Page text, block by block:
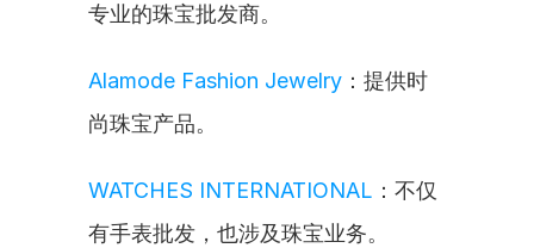
专业的珠宝批发商。
Alamode Fashion Jewelry ：提供时
尚珠宝产品。
WATCHES INTERNATIONAL ：不仅
有手表批发，也涉及珠宝业务。